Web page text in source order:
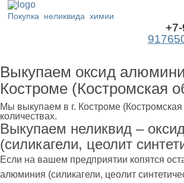
Покупка неликвида химии
Выкупаем оксид
Костроме (Костромская
Мы выкупаем в г. Костроме
количествах.
Выкупаем неликвид –
(силикагели, цеолит
Если на вашем предприятии копятся
алюминия (силикагели, цеолит